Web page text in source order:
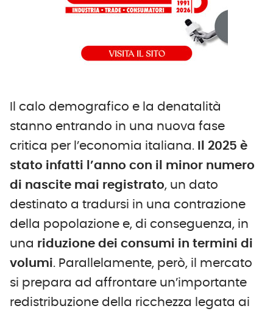
Il calo demografico e la denatalità
stanno entrando in una nuova fase
critica per l’economia italiana.
Il 2025 è
stato infatti l’anno con il minor numero
di nascite mai registrato, un dato
destinato a tradursi in una contrazione
della popolazione e, di conseguenza, in
una riduzione dei consumi in termini di
volumi. Parallelamente, però, il mercato
si prepara ad affrontare un’importante
redistribuzione della ricchezza legata ai